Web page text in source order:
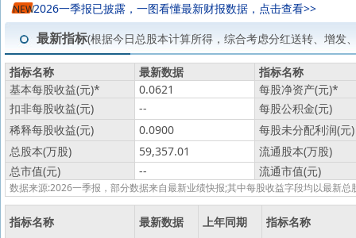
NEW2026一季报已披露，一图看懂最新财报数据，点击查看>>
最新指标(根据今日总股本计算所得，综合考虑分红送转、增发
指标名称 最新数据
指标名称
基本每股收益(元)* 0.0621 每股净资产(元)*
扣非每股收益(元)
--
每股公积金(元)
稀释每股收益(元)
0.0900
每股未分配利润(元)
总股本(万股)
59,357.01
流通股本(万股)
总市值(元)
-- 流通市值(元)
数据来源:2026一季报，部分数据来自最新业绩快报;其中每股收益字段均以最新
指标名称 最新数据 上年同期
指标名称